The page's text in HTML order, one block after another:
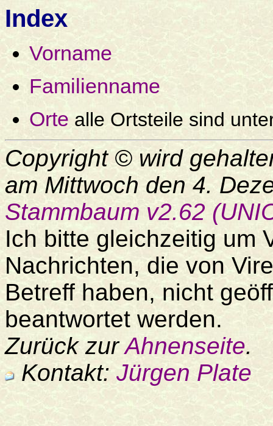
Index
Vorname
Familienname
Orte alle Ortsteile sind
Copyright © wird
am Mittwoch den 4.
Stammbaum v2.62
Ich bitte gleichzeitig um
Nachrichten, die von
Betreff haben, nicht
beantwortet werden.
Zurück zurAhnenseite.
Kontakt: Jürgen Plate